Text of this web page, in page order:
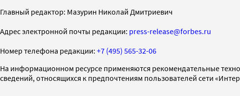
Главный редактор: Мазурин Николай Дмитриевич
Адрес электронной почты редакции: press-release@forbes.ru
Номер телефона редакции: +7 (495) 565-32-06
На информационном ресурсе применяются рекомендательные
сведений, относящихся к предпочтениям пользователей сети